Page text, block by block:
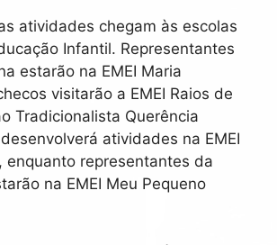
atividades chegam às escolas
Infantil. Representantes
estarão na EMEI Maria
visitarão a EMEI Raios de
Tradicionalista Querência
atividades na EMEI
enquanto representantes da
na EMEI Meu Pequeno